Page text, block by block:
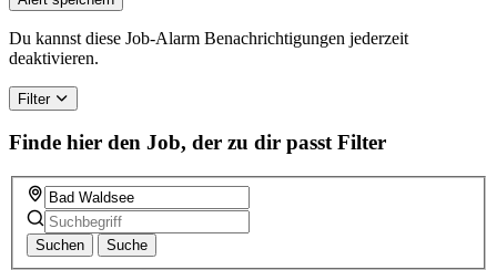
are
a
human,
this
field
Du kannst diese Job-Alarm Benachrichtigungen jederzeit
deaktivieren.
Filter
Finde hier den Job, der zu dir passt Filter
Suchen Suche